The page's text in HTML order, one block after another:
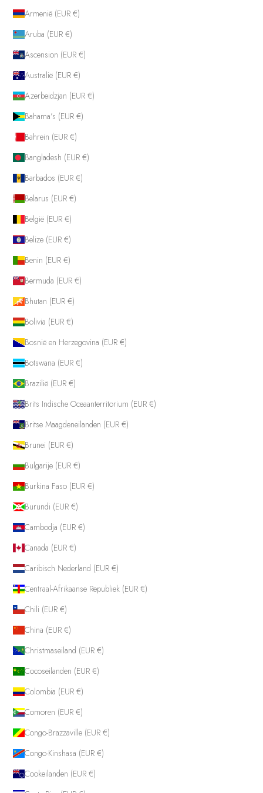
Armenië (EUR €)
Aruba (EUR €)
Ascension (EUR €)
Australië (EUR €)
Azerbeidzjan (EUR €)
Bahama’s (EUR €)
Bahrein (EUR €)
Bangladesh (EUR €)
Barbados (EUR €)
Belarus (EUR €)
België (EUR €)
Belize (EUR €)
Benin (EUR €)
Bermuda (EUR €)
Bhutan (EUR €)
Bolivia (EUR €)
Bosnië en Herzegovina (EUR €)
Botswana (EUR €)
Brazilië (EUR €)
Brits Indische Oceaanterritorium (EUR €)
Britse Maagdeneilanden (EUR €)
Brunei (EUR €)
Bulgarije (EUR €)
Burkina Faso (EUR €)
Burundi (EUR €)
Cambodja (EUR €)
Canada (EUR €)
Caribisch Nederland (EUR €)
Centraal-Afrikaanse Republiek (EUR €)
Chili (EUR €)
China (EUR €)
Christmaseiland (EUR €)
Cocoseilanden (EUR €)
Colombia (EUR €)
Comoren (EUR €)
Congo-Brazzaville (EUR €)
Congo-Kinshasa (EUR €)
Cookeilanden (EUR €)